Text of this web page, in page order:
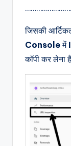
जिसकी
Consoleमें
कॉपी कर लेना